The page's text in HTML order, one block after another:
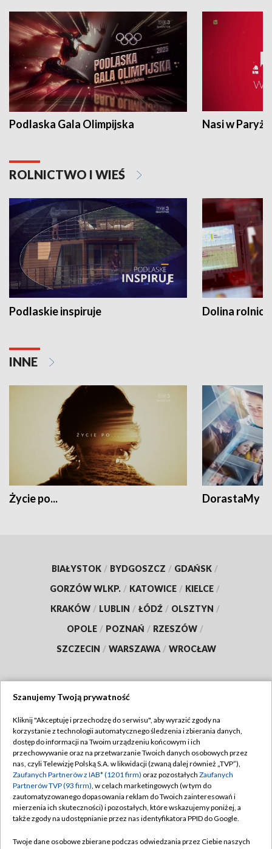
Podlaska Gala Olimpijska Nasi w Paryżu
ROLNICTWO I WIEŚ
Podlaskie inspiruje Dolina
INNE
Życie po... DorastaMy
BIAŁYSTOK / BYDGOSZCZ / GDAŃSK /
GORZÓW WLKP. / KATOWICE / KIELCE /
KRAKÓW / LUBLIN / ŁÓDŹ / OLSZTYN /
OPOLE / POZNAŃ / RZESZÓW /
SZCZECIN / WARSZAWA / WROCŁAW
TVP
Abonament TVP
Emisja w TVP
Centrum informacji TVP
Naziemna Telewizja Cyfrowa
Regulamin TVP
Polityka prywatności
Moje zgody
Pomoc
Szanujemy Twoją prywatność
Kliknij "Akceptuję i przechodzę do serwisu", aby wyrazić zgody na
korzystanie z technologii automatycznego śledzenia i zbierania danych,
dostęp do informacji na Twoim urządzeniu końcowym i ich
przechowywanie oraz na przetwarzanie Twoich danych osobowych przez
nas, czyli Telewizję Polską S.A. w likwidacji (zwaną dalej również „TVP”),
Zaufanych Partnerów z IAB* (1201 firm) oraz pozostałych Zaufanych
Partnerów TVP (93 firm), w celach marketingowych (w tym do
zautomatyzowanego dopasowania reklam do Twoich zainteresowań i
mierzenia ich skuteczności) i pozostałych, które wskazujemy poniżej, a
także zgody na udostępnianie przez nas identyfikatora PPID do Google.
Twoje dane osobowe zbierane podczas odwiedzania przez Ciebie naszych